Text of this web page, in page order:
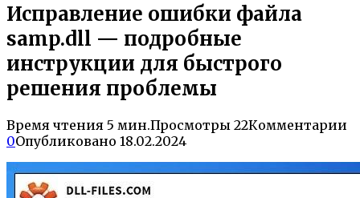
Исправление ошибки файла
samp.dll — подробные
инструкции для быстрого
решения проблемы
Время чтения 5 мин.Просмотры 22Комментарии
0Опубликовано 18.02.2024